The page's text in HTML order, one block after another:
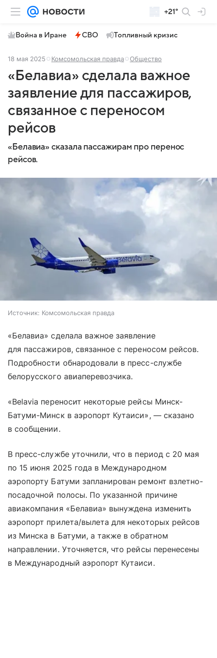
+21°
Война в Иране СВО Топливный кризис
18 мая 2025 Комсомольская правда Общество
«Белавиа» сделала важное
заявление для пассажиров,
связанное с переносом
рейсов
«Белавиа» сказала пассажирам про перенос
рейсов.
Источник: Комсомольская правда
«Белавиа» сделала важное заявление
для пассажиров, связанное с переносом рейсов.
Подробности обнародовали в пресс-службе
белорусского авиаперевозчика.
«Belavia переносит некоторые рейсы Минск-
Батуми-Минск в аэропорт Кутаиси», — сказано
в сообщении.
В пресс-службе уточнили, что в период с 20 мая
по 15 июня 2025 года в Международном
аэропорту Батуми запланирован ремонт взлетно-
посадочной полосы. По указанной причине
авиакомпания «Белавиа» вынуждена изменить
аэропорт прилета/вылета для некоторых рейсов
из Минска в Батуми, а также в обратном
направлении. Уточняется, что рейсы перенесены
в Международный аэропорт Кутаиси.